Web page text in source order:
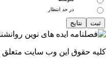
در حد انتظار
حقوق این وب سایت متعلق